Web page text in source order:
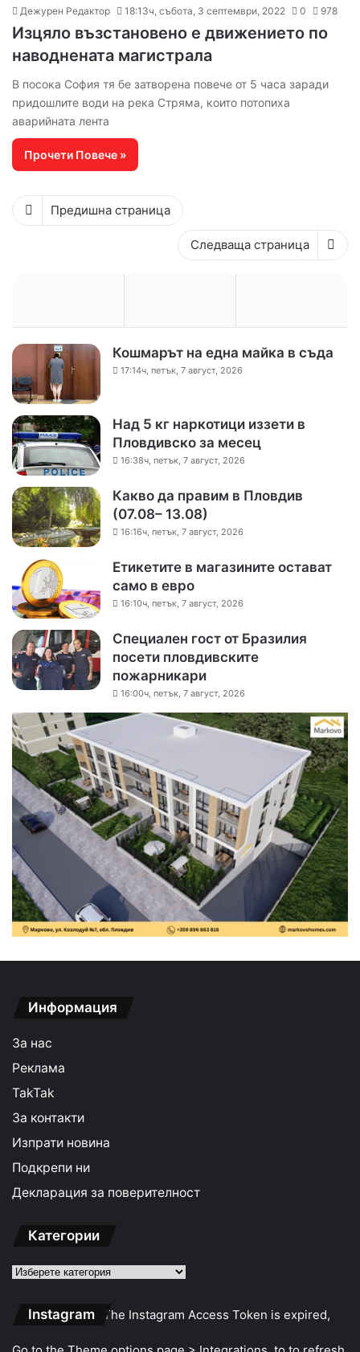
Дежурен Редактор 18:13ч, събота, 3 септември, 2022 0 978
Изцяло възстановено е движението по
наводнената магистрала
В посока София тя бе затворена повече от 5 часа заради
придошлите води на река Стряма, които потопиха
аварийната лента
Прочети Повече »
Предишна страница
Следваща страница
Кошмарът на една майка в съда
17:14ч, петък, 7 август, 2026
Над 5 кг наркотици иззети в
Пловдивско за месец
16:38ч, петък, 7 август, 2026
Какво да правим в Пловдив
(07.08– 13.08)
16:16ч, петък, 7 август, 2026
Етикетите в магазините остават
само в евро
16:10ч, петък, 7 август, 2026
Специален гост от Бразилия
посети пловдивските
пожарникари
16:00ч, петък, 7 август, 2026
Информация
За нас
Реклама
TakTak
За контакти
Изпрати новина
Подкрепи ни
Декларация за поверителност
Категории
Категории
Instagram The Instagram Access Token is expired,